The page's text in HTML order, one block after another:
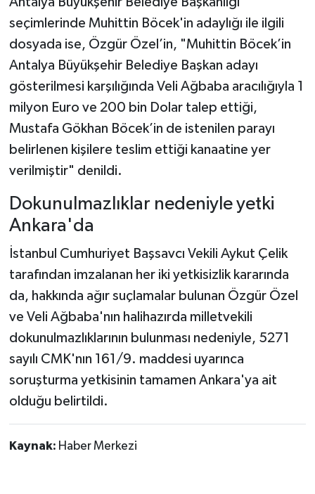
seçimlerinde Muhittin Böcek'in adaylığı ile ilgili
dosyada ise, Özgür Özel’in, "Muhittin Böcek’in
Antalya Büyükşehir Belediye Başkan adayı
gösterilmesi karşılığında Veli Ağbaba aracılığıyla 1
milyon Euro ve 200 bin Dolar talep ettiği,
Mustafa Gökhan Böcek’in de istenilen parayı
belirlenen kişilere teslim ettiği kanaatine yer
verilmiştir" denildi.
Dokunulmazlıklar nedeniyle yetki
Ankara'da
İstanbul Cumhuriyet Başsavcı Vekili Aykut Çelik
tarafından imzalanan her iki yetkisizlik kararında
da, hakkında ağır suçlamalar bulunan Özgür Özel
ve Veli Ağbaba'nın halihazırda milletvekili
dokunulmazlıklarının bulunması nedeniyle, 5271
sayılı CMK'nın 161/9. maddesi uyarınca
soruşturma yetkisinin tamamen Ankara'ya ait
olduğu belirtildi.
Kaynak: Haber Merkezi